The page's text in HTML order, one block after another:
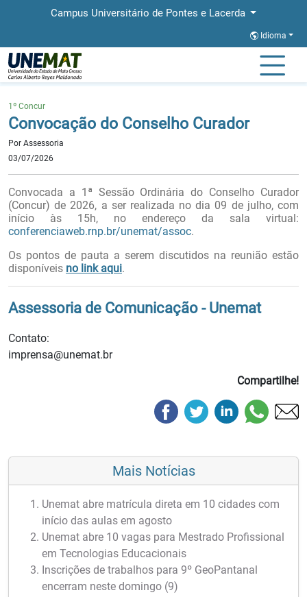
Campus Universitário de Pontes e Lacerda
Idioma
Página Inicial
1º Concur
Convocação do Conselho Curador
Por Assessoria
03/07/2026
Convocada a 1ª Sessão Ordinária do Conselho Curador
(Concur) de 2026, a ser realizada no dia 09 de julho, com
início às 15h, no endereço da sala virtual:
conferenciaweb.rnp.br/unemat/assoc.
Os pontos de pauta a serem discutidos na reunião estão
disponíveis no link aqui.
Assessoria de Comunicação - Unemat
Contato:
imprensa@unemat.br
Compartilhe!
Mais Notícias
Unemat abre matrícula direta em 10 cidades com
início das aulas em agosto
Unemat abre 10 vagas para Mestrado Profissional
em Tecnologias Educacionais
Inscrições de trabalhos para 9º GeoPantanal
encerram neste domingo (9)